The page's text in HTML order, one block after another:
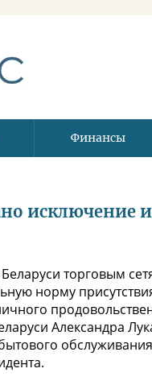
Финансы
исключение
торговым
норму
Александра